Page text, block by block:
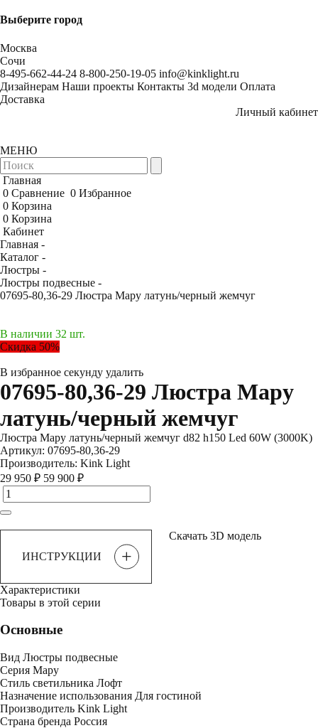
Выберите город
Москва
Сочи
8-495-662-44-24 8-800-250-19-05 info@kinklight.ru
Дизайнерам Наши проекты Контакты 3d модели Оплата
Доставка
Личный кабинет
МЕНЮ
Главная
0 Сравнение 0 Избранное
0 Корзина
0 Корзина
Кабинет
Главная -
Каталог -
Люстры -
Люстры подвесные -
07695-80,36-29 Люстра Мару латунь/черный жемчуг
В наличии 32 шт.
Скидка 50%
В избранное секунду удалить
07695-80,36-29 Люстра Мару
латунь/черный жемчуг
Люстра Мару латунь/черный жемчуг d82 h150 Led 60W (3000K)
Артикул: 07695-80,36-29
Производитель: Kink Light
29 950 ₽ 59 900 ₽
ИНСТРУКЦИИ +
Скачать 3D модель
Характеристики
Товары в этой серии
Основные
Вид Люстры подвесные
Серия Мару
Стиль светильника Лофт
Назначение использования Для гостиной
Производитель Kink Light
Страна бренда Россия